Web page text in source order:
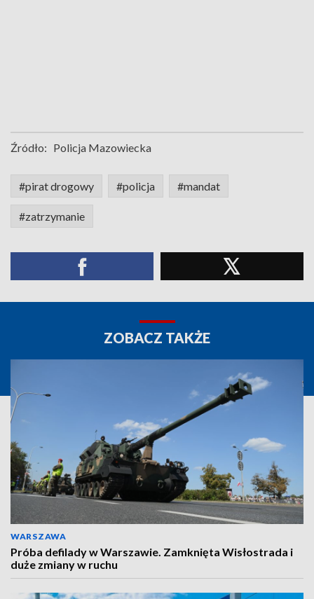
Źródło: Policja Mazowiecka
#pirat drogowy #policja #mandat
#zatrzymanie
ZOBACZ TAKŻE
WARSZAWA
Próba defilady w Warszawie. Zamknięta Wisłostrada i
duże zmiany w ruchu